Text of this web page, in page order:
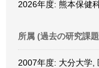
2026年度: 熊本保健
所属 (過去の研究課
2007年度: 大分大学,